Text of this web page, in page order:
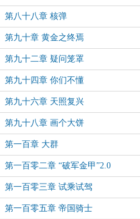
第八十八章 核弹
第九十章 黄金之终焉
第九十二章 疑问笼罩
第九十四章 你们不懂
第九十六章 天照复兴
第九十八章 画个大饼
第一百章 大群
第一百零二章 “破军金甲”2.0
第一百零三章 试乘试驾
第一百零五章 帝国骑士